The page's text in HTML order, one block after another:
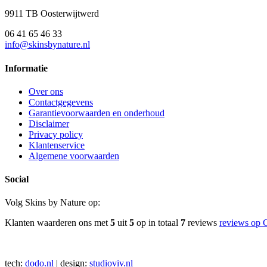
9911 TB Oosterwijtwerd
06 41 65 46 33
info@skinsbynature.nl
Informatie
Over ons
Contactgegevens
Garantievoorwaarden en onderhoud
Disclaimer
Privacy policy
Klantenservice
Algemene voorwaarden
Social
Volg Skins by Nature op:
Klanten waarderen ons met5 uit5 op in totaal 7 reviews reviews op
tech: dodo.nl design: studioviv.nl